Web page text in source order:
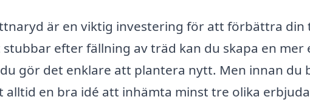
är en viktig investering för att förbättra din
efter fällning av träd kan du skapa en mer
gör det enklare att plantera nytt. Men innan du
en bra idé att inhämta minst tre olika